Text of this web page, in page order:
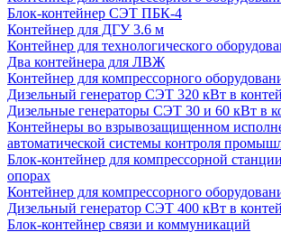
Блок-контейнер СЭТ ПБК-4
Контейнер для ДГУ 3.6 м
Контейнер для технологического
Два контейнера для ЛВЖ
Контейнер для компрессорного
Дизельный генератор СЭТ 320 кВт в
Дизельные генераторы СЭТ 30 и 60 кВт в
Контейнеры во взрывозащищенном
автоматической системы контроля
Блок-контейнер для компрессорной
опорах
Контейнер для компрессорного
Дизельный генератор СЭТ 400 кВт в
Блок-контейнер связи и коммуникаций